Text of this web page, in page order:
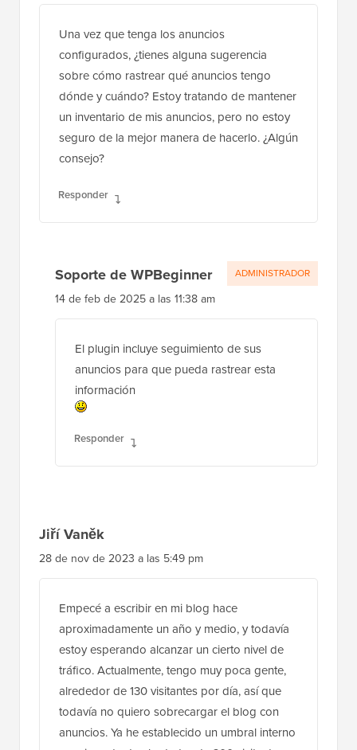
Una vez que tenga los anuncios
configurados, ¿tienes alguna sugerencia
sobre cómo rastrear qué anuncios tengo
dónde y cuándo? Estoy tratando de mantener
un inventario de mis anuncios, pero no estoy
seguro de la mejor manera de hacerlo. ¿Algún
consejo?
Responder
Soporte de WPBeginner
14 de feb de 2025 a las 11:38 am
El plugin incluye seguimiento de sus
anuncios para que pueda rastrear esta
información
Responder
ADMINISTRADOR
Jiří Vaněk
28 de nov de 2023 a las 5:49 pm
Empecé a escribir en mi blog hace
aproximadamente un año y medio, y todavía
estoy esperando alcanzar un cierto nivel de
tráfico. Actualmente, tengo muy poca gente,
alrededor de 130 visitantes por día, así que
todavía no quiero sobrecargar el blog con
anuncios. Ya he establecido un umbral interno